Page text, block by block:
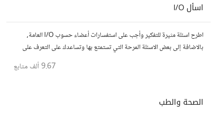
اسأل I/O
اطرح اسئلة مثيرة للتفكير وأجب على استفسارات أعضاء حسوب I/O العامة,
بالاضافة إلى بعض الاسئلة المرحة التي تستمتع بها وتساعدك على التعرف على
9.67 ألف متابع
الصحة والطب